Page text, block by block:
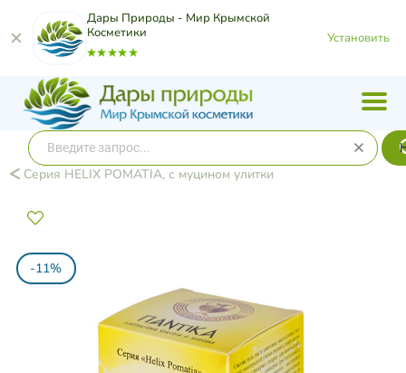
Дары Природы - Мир Крымской
Косметики
Установить
Серия HELIX POMATIA, с муцином улитки
-11%